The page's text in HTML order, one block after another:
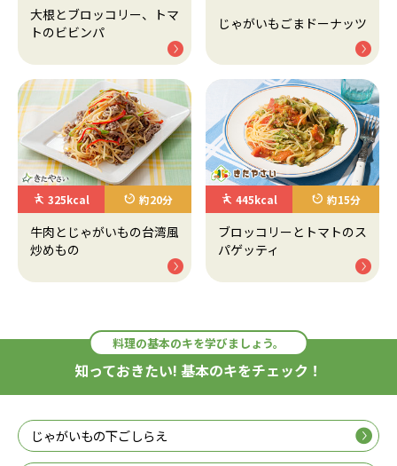
大根とブロッコリー、トマ
トのビビンパ
じゃがいもごまドーナッツ
325kcal 約20分
牛肉とじゃがいもの台湾風
炒めもの
445kcal 約15分
ブロッコリーとトマトのス
パゲッティ
料理の基本のキを学びましょう。
知っておきたい! 基本のキをチェック！
じゃがいもの下ごしらえ